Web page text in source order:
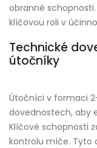
obranné
klíčovou roli v
Technické
útočníky
Útočníci v formaci
dovednostech, aby
Klíčové schopnosti
kontrolu míče. Tyto